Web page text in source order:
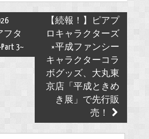
フタ
3~
【続報！】ピアプ
ロキャラクターズ
×平成ファンシー
キャラクターコラ
ボグッズ、大丸東
京店「平成ときめ
き展」で先行販
売！